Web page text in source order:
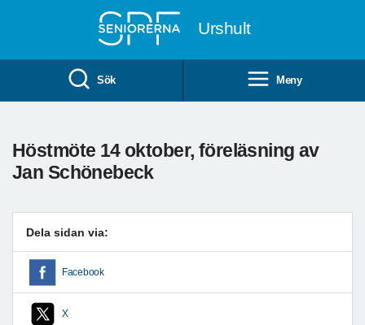
Urshult
Sök Meny
Höstmöte 14 oktober, föreläsning av
Jan Schönebeck
Dela sidan via:
Facebook
X